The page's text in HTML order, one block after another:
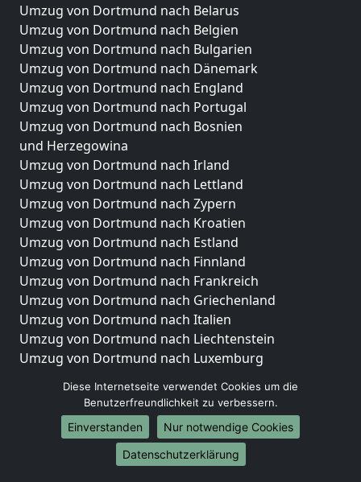
Umzug von Dortmund nach Belarus
Umzug von Dortmund nach Belgien
Umzug von Dortmund nach Bulgarien
Umzug von Dortmund nach Dänemark
Umzug von Dortmund nach England
Umzug von Dortmund nach Portugal
Umzug von Dortmund nach Bosnien
und Herzegowina
Umzug von Dortmund nach Irland
Umzug von Dortmund nach Lettland
Umzug von Dortmund nach Zypern
Umzug von Dortmund nach Kroatien
Umzug von Dortmund nach Estland
Umzug von Dortmund nach Finnland
Umzug von Dortmund nach Frankreich
Umzug von Dortmund nach Griechenland
Umzug von Dortmund nach Italien
Umzug von Dortmund nach Liechtenstein
Umzug von Dortmund nach Luxemburg
Umzug von Dortmund nach Norwegen
Umzüge-Deutschlandweit
Umzug von Dortmund nach Berlin
Diese Internetseite verwendet Cookies um die
Benutzerfreundlichkeit zu verbessern.
Einverstanden
Nur notwendige Cookies
Datenschutzerklärung